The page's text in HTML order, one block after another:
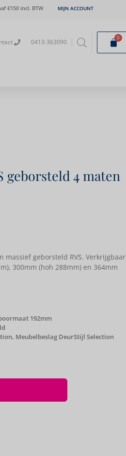
€150 incl. BTW MIJN ACCOUNT
0413-363090
0
geborsteld 4 maten
massief geborsteld RVS. Verkrijgbaar
300mm (hoh 288mm) en 364mm
192mm
, Meubelbeslag DeurStijl Selection